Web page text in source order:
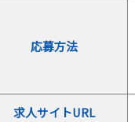
応募方法
求人サイトURL